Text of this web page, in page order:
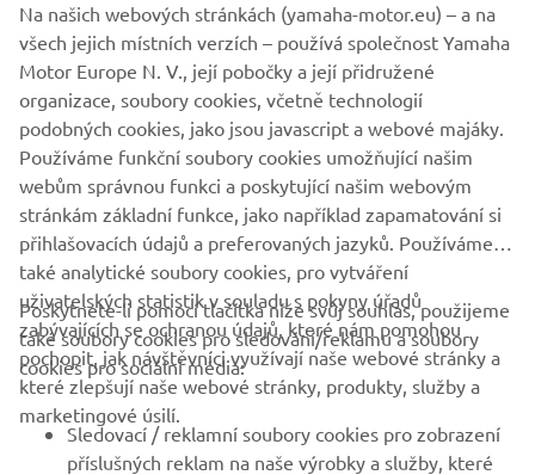
účely bez výslovného písemného souhlasu společnosti
Yamaha Motor Europe N.V. nebo společnosti Yamaha
Motor Co., Ltd.
Vždy jezděte bezpečně a dodržujte všechna místní
pravidla silničního provozu.
FIREMNÍ
B2B
VÍCE YAMAHA
Na našich webových stránkách (yamaha-motor.eu) – a na
všech jejich místních verzích – používá společnost Yamaha
Motor Europe N. V., její pobočky a její přidružené
organizace, soubory cookies, včetně technologií
podobných cookies, jako jsou javascript a webové majáky.
Používáme funkční soubory cookies umožňující našim
webům správnou funkci a poskytující našim webovým
stránkám základní funkce, jako například zapamatování si
přihlašovacích údajů a preferovaných jazyků. Používáme
také analytické soubory cookies, pro vytváření
uživatelských statistik v souladu s pokyny úřadů
zabývajících se ochranou údajů, které nám pomohou
pochopit, jak návštěvníci využívají naše webové stránky a
které zlepšují naše webové stránky, produkty, služby a
marketingové úsilí.
Poskytnete-li pomocí tlačítka níže svůj souhlas, použijeme
také soubory cookies pro sledování/reklamu a soubory
cookies pro sociální média:
Sledovací / reklamní soubory cookies pro zobrazení
příslušných reklam na naše výrobky a služby, které